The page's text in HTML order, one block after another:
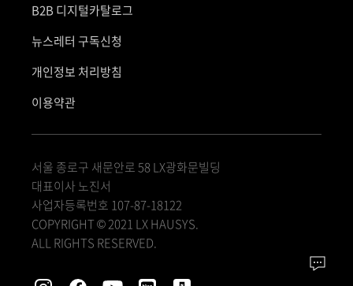
B2B 디지털카탈로그
뉴스레터 구독신청
개인정보 처리방침
이용약관
서울 종로구 새문안로 58 LX광화문빌딩
대표이사 노진서
사업자등록번호 107-87-18122
COPYRIGHT © 2021 LX HAUSYS.
ALL RIGHTS RESERVED.